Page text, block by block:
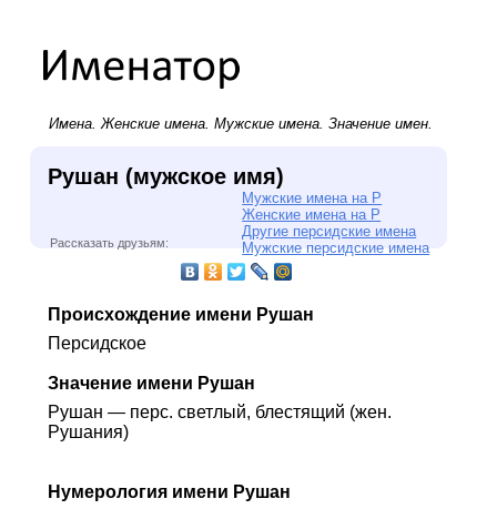
Имена.Женские имена. Мужские имена. Значение имен.
Рушан (мужское имя)
Мужские имена на Р
Женские имена на Р
Другие персидские имена
Мужские персидские имена
Рассказать друзьям:
Происхождение имени Рушан
Персидское
Значение имени Рушан
Рушан — перс. светлый, блестящий (жен.
Рушания)
Нумерология имени Рушан